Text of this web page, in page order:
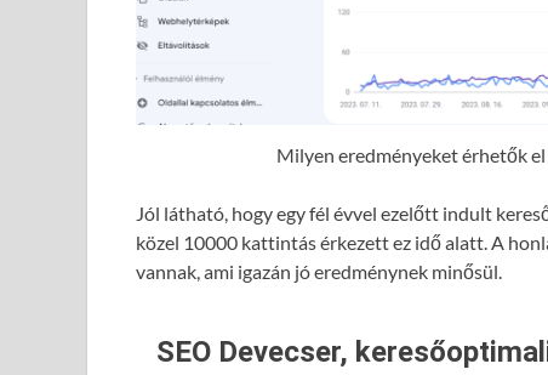
Milyen eredményeket érhetők el
Jól látható, hogy egy fél évvel ezelőtt indult
közel 10000 kattintás érkezett ez idő alatt. A
vannak, ami igazán jó eredménynek minősül.
SEO Devecser,